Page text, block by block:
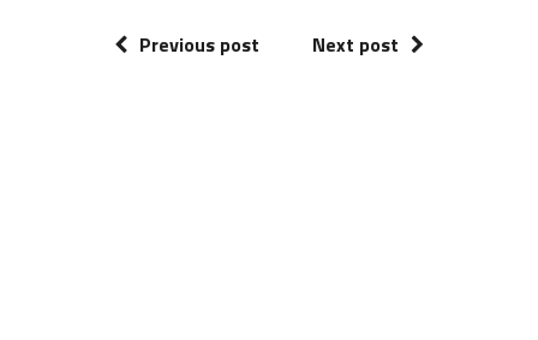
Previous post Next post